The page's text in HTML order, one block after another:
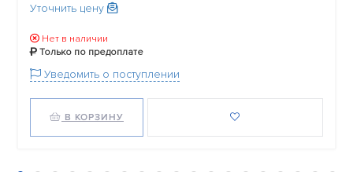
Уточнить цену
Нет в наличии
Только по предоплате
Уведомить о поступлении
В КОРЗИНУ